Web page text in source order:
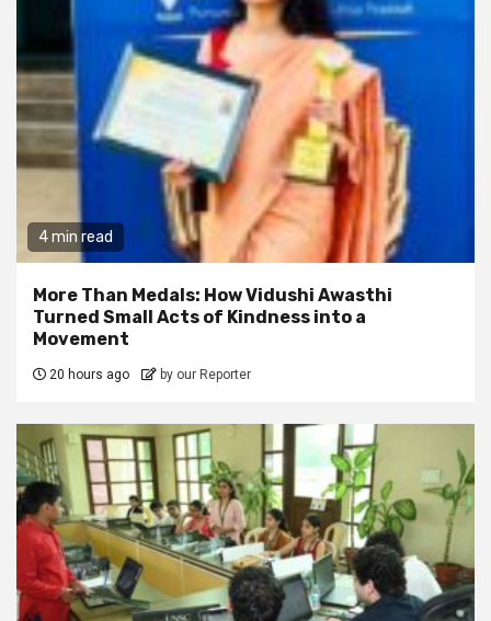
4 min read
More Than Medals: How Vidushi Awasthi
Turned Small Acts of Kindness into a
Movement
20 hours ago by our Reporter